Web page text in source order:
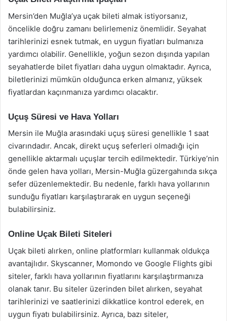
Mersin’den Muğla’ya uçak bileti almak istiyorsanız,
öncelikle doğru zamanı belirlemeniz önemlidir. Seyahat
tarihlerinizi esnek tutmak, en uygun fiyatları bulmanıza
yardımcı olabilir. Genellikle, yoğun sezon dışında yapılan
seyahatlerde bilet fiyatları daha uygun olmaktadır. Ayrıca,
biletlerinizi mümkün olduğunca erken almanız, yüksek
fiyatlardan kaçınmanıza yardımcı olacaktır.
Uçuş Süresi ve Hava Yolları
Mersin ile Muğla arasındaki uçuş süresi genellikle 1 saat
civarındadır. Ancak, direkt uçuş seferleri olmadığı için
genellikle aktarmalı uçuşlar tercih edilmektedir. Türkiye’nin
önde gelen hava yolları, Mersin-Muğla güzergahında sıkça
sefer düzenlemektedir. Bu nedenle, farklı hava yollarının
sunduğu fiyatları karşılaştırarak en uygun seçeneği
bulabilirsiniz.
Online Uçak Bileti Siteleri
Uçak bileti alırken, online platformları kullanmak oldukça
avantajlıdır. Skyscanner, Momondo ve Google Flights gibi
siteler, farklı hava yollarının fiyatlarını karşılaştırmanıza
olanak tanır. Bu siteler üzerinden bilet alırken, seyahat
tarihlerinizi ve saatlerinizi dikkatlice kontrol ederek, en
uygun fiyatı bulabilirsiniz. Ayrıca, bazı siteler,